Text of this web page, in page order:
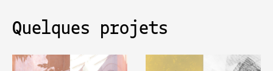
Quelques projets